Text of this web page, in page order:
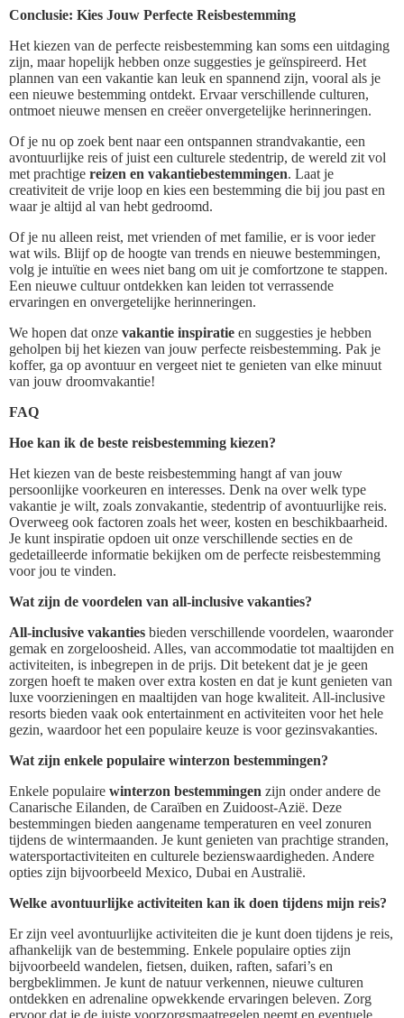
Conclusie: Kies Jouw Perfecte Reisbestemming
Het kiezen van de perfecte reisbestemming kan soms een uitdaging
zijn, maar hopelijk hebben onze suggesties je geïnspireerd. Het
plannen van een vakantie kan leuk en spannend zijn, vooral als je
een nieuwe bestemming ontdekt. Ervaar verschillende culturen,
ontmoet nieuwe mensen en creëer onvergetelijke herinneringen.
Of je nu op zoek bent naar een ontspannen strandvakantie, een
avontuurlijke reis of juist een culturele stedentrip, de wereld zit vol
met prachtige reizen en vakantiebestemmingen. Laat je
creativiteit de vrije loop en kies een bestemming die bij jou past en
waar je altijd al van hebt gedroomd.
Of je nu alleen reist, met vrienden of met familie, er is voor ieder
wat wils. Blijf op de hoogte van trends en nieuwe bestemmingen,
volg je intuïtie en wees niet bang om uit je comfortzone te stappen.
Een nieuwe cultuur ontdekken kan leiden tot verrassende
ervaringen en onvergetelijke herinneringen.
We hopen dat onze vakantie inspiratie en suggesties je hebben
geholpen bij het kiezen van jouw perfecte reisbestemming. Pak je
koffer, ga op avontuur en vergeet niet te genieten van elke minuut
van jouw droomvakantie!
FAQ
Hoe kan ik de beste reisbestemming kiezen?
Het kiezen van de beste reisbestemming hangt af van jouw
persoonlijke voorkeuren en interesses. Denk na over welk type
vakantie je wilt, zoals zonvakantie, stedentrip of avontuurlijke reis.
Overweeg ook factoren zoals het weer, kosten en beschikbaarheid.
Je kunt inspiratie opdoen uit onze verschillende secties en de
gedetailleerde informatie bekijken om de perfecte reisbestemming
voor jou te vinden.
Wat zijn de voordelen van all-inclusive vakanties?
All-inclusive vakanties bieden verschillende voordelen, waaronder
gemak en zorgeloosheid. Alles, van accommodatie tot maaltijden en
activiteiten, is inbegrepen in de prijs. Dit betekent dat je je geen
zorgen hoeft te maken over extra kosten en dat je kunt genieten van
luxe voorzieningen en maaltijden van hoge kwaliteit. All-inclusive
resorts bieden vaak ook entertainment en activiteiten voor het hele
gezin, waardoor het een populaire keuze is voor gezinsvakanties.
Wat zijn enkele populaire winterzon bestemmingen?
Enkele populaire winterzon bestemmingen zijn onder andere de
Canarische Eilanden, de Caraïben en Zuidoost-Azië. Deze
bestemmingen bieden aangename temperaturen en veel zonuren
tijdens de wintermaanden. Je kunt genieten van prachtige stranden,
watersportactiviteiten en culturele bezienswaardigheden. Andere
opties zijn bijvoorbeeld Mexico, Dubai en Australië.
Welke avontuurlijke activiteiten kan ik doen tijdens mijn reis?
Er zijn veel avontuurlijke activiteiten die je kunt doen tijdens je reis,
afhankelijk van de bestemming. Enkele populaire opties zijn
bijvoorbeeld wandelen, fietsen, duiken, raften, safari’s en
bergbeklimmen. Je kunt de natuur verkennen, nieuwe culturen
ontdekken en adrenaline opwekkende ervaringen beleven. Zorg